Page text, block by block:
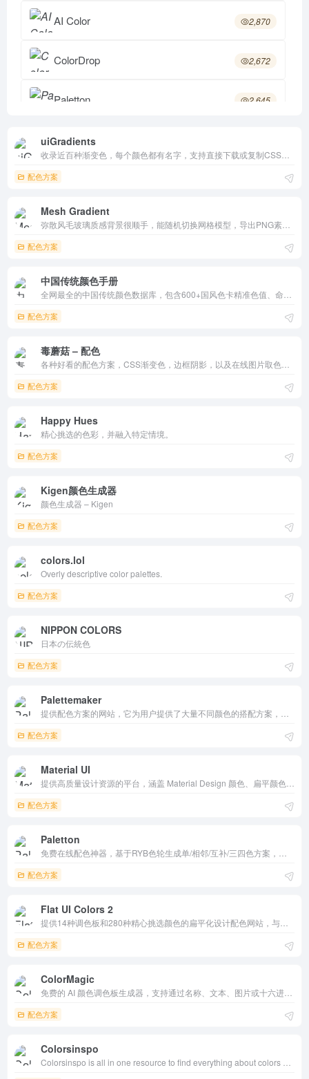
AI Color 2,870
ColorDrop 2,672
Paletton 2,645
Colorsinspo
uiGradients
配色方案
Mesh Gradient‌
配色方案
中国传统颜色手册
配色方案
毒蘑菇 – 配色
配色方案
Happy Hues
精心挑选的色彩，并融入特定情境。
配色方案
Kigen颜色生成器
颜色生成器 – Kigen
配色方案
colors.lol
Overly descriptive color palettes.
配色方案
NIPPON COLORS
日本の伝統色
配色方案
Palettemaker
配色方案
Material UI
配色方案
Paletton
配色方案
Flat UI Colors 2
配色方案
ColorMagic
配色方案
Colorsinspo